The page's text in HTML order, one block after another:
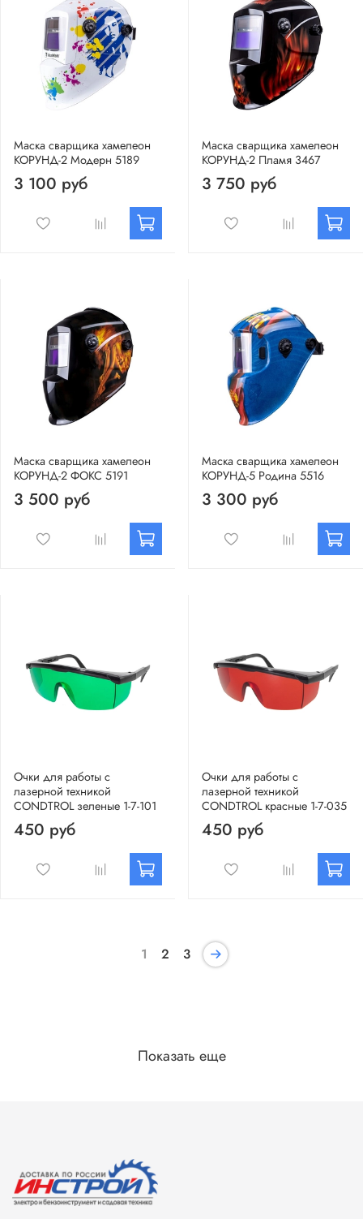
Маска сварщика хамелеон
КОРУНД-2 Модерн 5189
3 100 руб
Маска сварщика хамелеон
КОРУНД-2 Пламя 3467
3 750 руб
Маска сварщика хамелеон
КОРУНД-2 ФОКС 5191
3 500 руб
Маска сварщика хамелеон
КОРУНД-5 Родина 5516
3 300 руб
Очки для работы с
лазерной техникой
CONDTROL зеленые 1-7-101
450 руб
Очки для работы с
лазерной техникой
CONDTROL красные 1-7-035
450 руб
1 2 3
Показать еще